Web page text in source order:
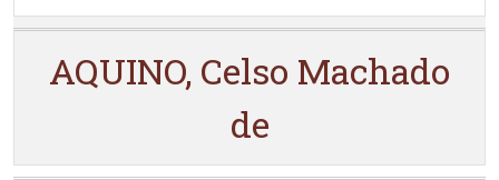
AQUINO, Celso Machado
de